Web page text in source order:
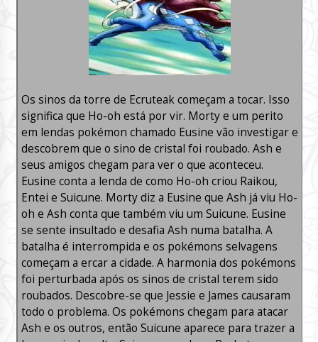
Os sinos da torre de Ecruteak começam a tocar. Isso
significa que Ho-oh está por vir. Morty e um perito
em lendas pokémon chamado Eusine vão investigar e
descobrem que o sino de cristal foi roubado. Ash e
seus amigos chegam para ver o que aconteceu.
Eusine conta a lenda de como Ho-oh criou Raikou,
Entei e Suicune. Morty diz a Eusine que Ash já viu Ho-
oh e Ash conta que também viu um Suicune. Eusine
se sente insultado e desafia Ash numa batalha. A
batalha é interrompida e os pokémons selvagens
começam a ercar a cidade. A harmonia dos pokémons
foi perturbada após os sinos de cristal terem sido
roubados. Descobre-se que Jessie e James causaram
todo o problema. Os pokémons chegam para atacar
Ash e os outros, então Suicune aparece para trazer a